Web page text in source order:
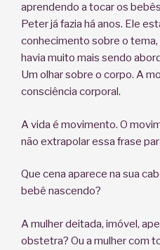
aprendendo a tocar os
Peter já fazia há anos. Ele
conhecimento sobre o
havia muito mais sendo
Um olhar sobre o corpo. A
consciência corporal.
A vida é movimento. O
não extrapolar essa frase
Que cena aparece na sua
bebê nascendo?
A mulher deitada, imóvel,
obstetra? Ou a mulher com